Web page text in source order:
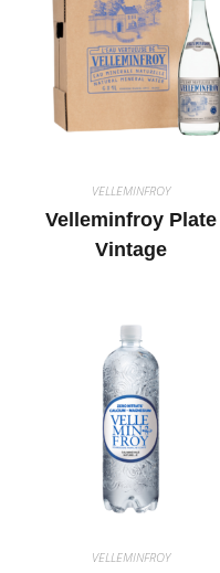
VELLEMINFROY
Velleminfroy Plate
Vintage
VELLEMINFROY